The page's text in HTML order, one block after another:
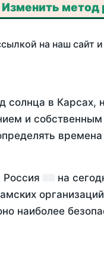
Изменить метод
на наш сайт
солнца в
и
на
наиболее